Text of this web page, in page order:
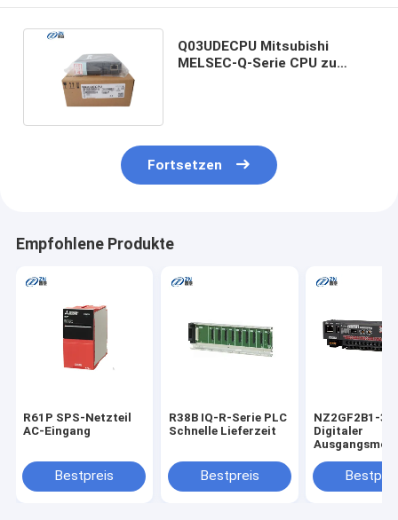
Q03UDECPU Mitsubishi
MELSEC-Q-Serie CPU zu
Fortsetzen
Empfohlene Produkte
R61P SPS-Netzteil
AC-Eingang
Bestpreis
R38B IQ-R-Serie PLC
Schnelle Lieferzeit
Bestpreis
NZ2GF2B1-
Digitaler
Schaltanlage